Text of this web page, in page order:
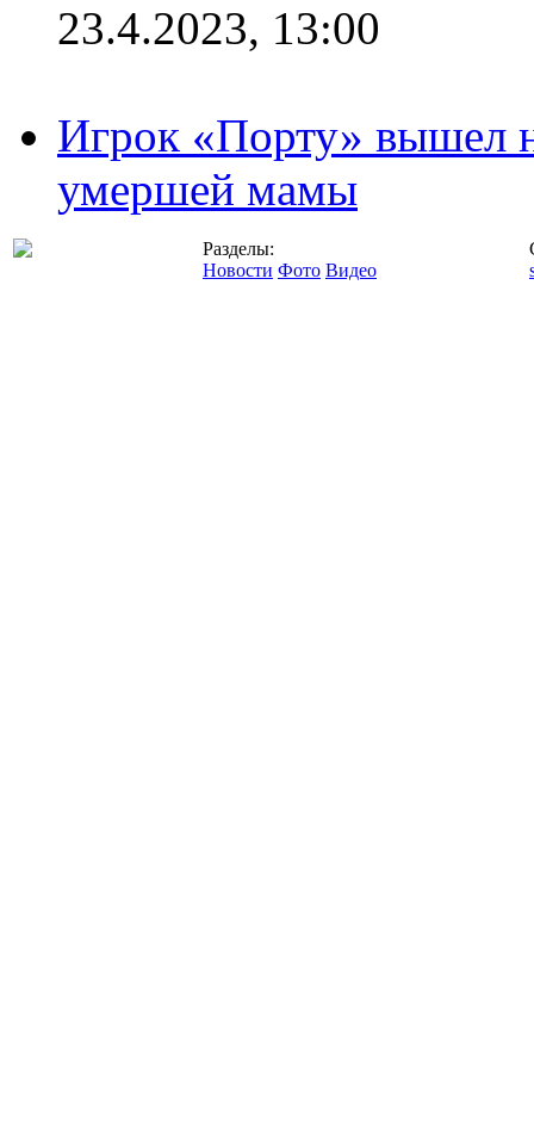
23.4.2023, 13:00
Игрок «Порту» вышел
умершей мамы
Разделы:
Новости Фото Видео